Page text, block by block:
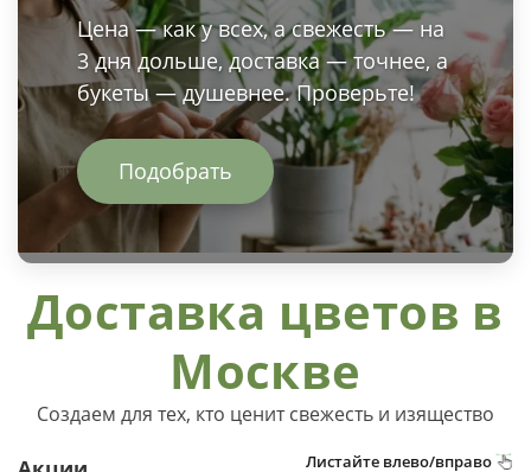
Цена — как у всех, а свежесть — на
3 дня дольше, доставка — точнее, а
букеты — душевнее. Проверьте!
Подобрать
Доставка цветов в
Москве
Создаем для тех, кто ценит свежесть и изящество
Листайте влево/вправо